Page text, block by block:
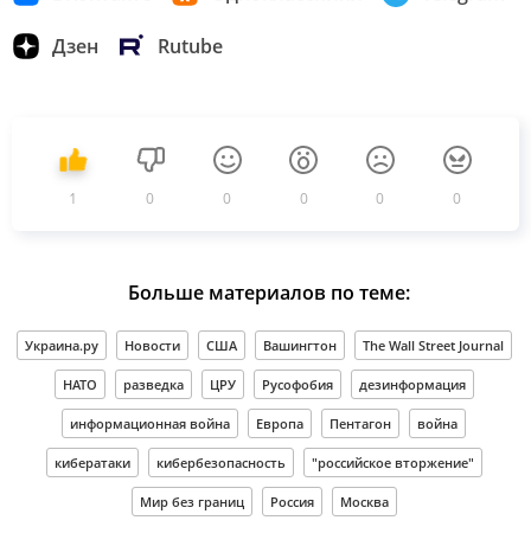
Дзен Rutube
1 0 0 0 0 0
Больше материалов по теме:
Украина.ру Новости США Вашингтон The Wall Street Journal
НАТО разведка ЦРУ Русофобия дезинформация
информационная война Европа Пентагон война
кибератаки кибербезопасность "российское вторжение"
Мир без границ Россия Москва